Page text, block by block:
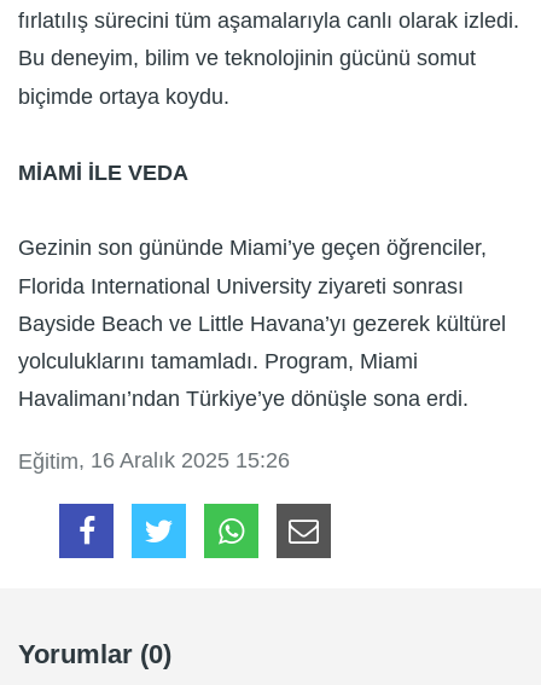
fırlatılış sürecini tüm aşamalarıyla canlı olarak izledi.
Bu deneyim, bilim ve teknolojinin gücünü somut
biçimde ortaya koydu.
MİAMİ İLE VEDA
Gezinin son gününde Miami’ye geçen öğrenciler,
Florida International University ziyareti sonrası
Bayside Beach ve Little Havana’yı gezerek kültürel
yolculuklarını tamamladı. Program, Miami
Havalimanı’ndan Türkiye’ye dönüşle sona erdi.
Eğitim, 16 Aralık 2025 15:26
Yorumlar (0)